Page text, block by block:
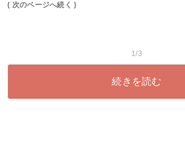
( 次のページへ続く )
1/3
続きを読む